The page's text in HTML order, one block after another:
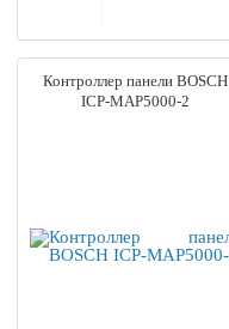
Контроллер панели BOSCH
ICP-MAP5000-2